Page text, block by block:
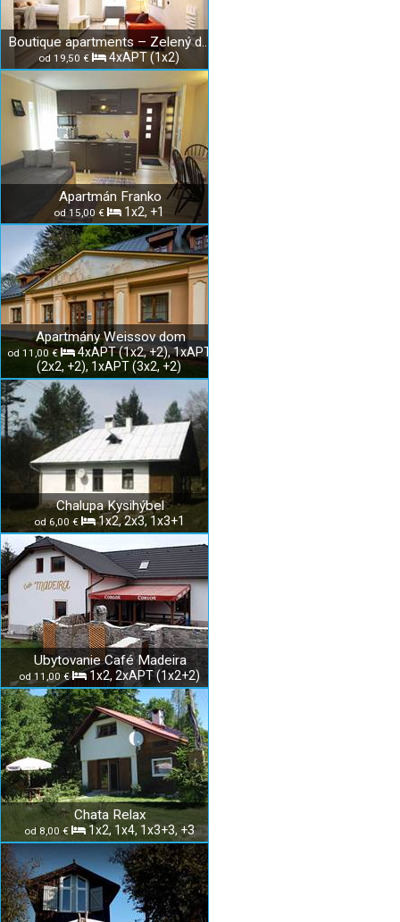
Boutique apartments – Zelený dom
od 19,50 € 4xAPT (1x2)
Apartmán Franko
od 15,00 € 1x2, +1
Apartmány Weissov dom
od 11,00 €
4xAPT (1x2, +2), 1xAPT
(2x2, +2), 1xAPT (3x2, +2)
Chalupa Kysihýbel
od 6,00 € 1x2, 2x3, 1x3+1
Ubytovanie Café Madeira
od 11,00 € 1x2, 2xAPT (1x2+2)
Chata Relax
od 8,00 € 1x2, 1x4, 1x3+3, +3